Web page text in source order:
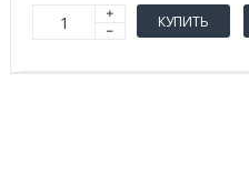
КУПИТЬ